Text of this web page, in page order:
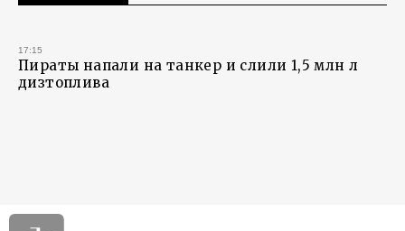
17:15
Пираты напали на танкер и слили 1,5 млн л
дизтоплива